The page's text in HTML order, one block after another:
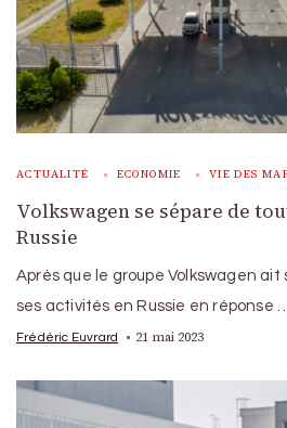
ACTUALITÉ ECONOMIE VIE DES
Volkswagen se sépare de
Russie
Après que le groupe Volkswagen ait
ses activités en Russie en réponse …
Frédéric Euvrard 21 mai 2023